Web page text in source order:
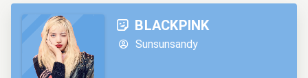
BLACKPINK
Sunsunsandy